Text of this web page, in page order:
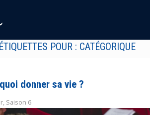
POUR : CATÉGORIQUE
donner sa vie ?
, Saison 6